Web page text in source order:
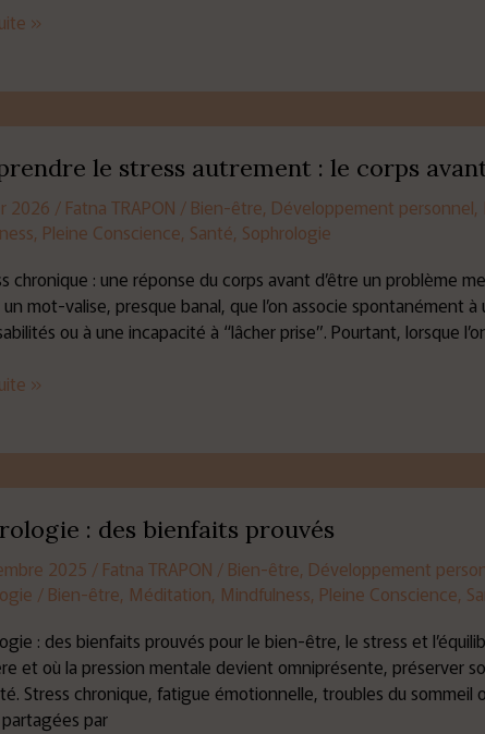
»
le stress autrement : le corps
2026 / Fatna TRAPON / Bien-être, Développement personnel,
, Pleine Conscience, Santé, Sophrologie
chronique : une réponse du corps avant d’être un problème
mot-valise, presque banal, que l’on associe spontanément
ou à une incapacité à “lâcher prise”. Pourtant, lorsque
»
: des bienfaits prouvés
2025 / Fatna TRAPON / Bien-être, Développement
/ Bien-être, Méditation, Mindfulness, Pleine Conscience,
: des bienfaits prouvés pour le bien-être, le stress et
et où la pression mentale devient omniprésente, préserver
Stress chronique, fatigue émotionnelle, troubles du sommeil
par